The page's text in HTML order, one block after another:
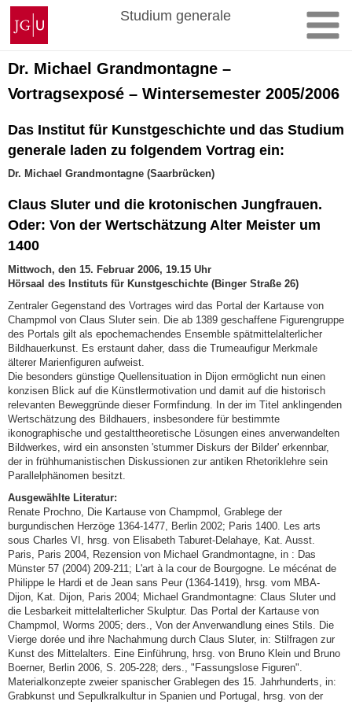
Zum
Inhalt
springen
Johannes
Gutenberg-
Universität
Mainz
Studium generale
Dr. Michael Grandmontagne –
Vortragsexposé – Wintersemester 2005/2006
Das Institut für Kunstgeschichte und das Studium
generale laden zu folgendem Vortrag ein:
Dr. Michael Grandmontagne (Saarbrücken)
Claus Sluter und die krotonischen Jungfrauen.
Oder: Von der Wertschätzung Alter Meister um
1400
Mittwoch, den 15. Februar 2006, 19.15 Uhr
Hörsaal des Instituts für Kunstgeschichte (Binger Straße 26)
Zentraler Gegenstand des Vortrages wird das Portal der Kartause von
Champmol von Claus Sluter sein. Die ab 1389 geschaffene Figurengruppe
des Portals gilt als epochemachendes Ensemble spätmittelalterlicher
Bildhauerkunst. Es erstaunt daher, dass die Trumeaufigur Merkmale
älterer Marienfiguren aufweist.
Die besonders günstige Quellensituation in Dijon ermöglicht nun einen
konzisen Blick auf die Künstlermotivation und damit auf die historisch
relevanten Beweggründe dieser Formfindung. In der im Titel anklingenden
Wertschätzung des Bildhauers, insbesondere für bestimmte
ikonographische und gestalttheoretische Lösungen eines anverwandelten
Bildwerkes, wird ein ansonsten 'stummer Diskurs der Bilder' erkennbar,
der in frühhumanistischen Diskussionen zur antiken Rhetoriklehre sein
Parallelphänomen besitzt.
Ausgewählte Literatur:
Renate Prochno, Die Kartause von Champmol, Grablege der
burgundischen Herzöge 1364-1477, Berlin 2002; Paris 1400. Les arts
sous Charles VI, hrsg. von Elisabeth Taburet-Delahaye, Kat. Ausst.
Paris, Paris 2004, Rezension von Michael Grandmontagne, in : Das
Münster 57 (2004) 209-211; L'art à la cour de Bourgogne. Le mécénat de
Philippe le Hardi et de Jean sans Peur (1364-1419), hrsg. vom MBA-
Dijon, Kat. Dijon, Paris 2004; Michael Grandmontagne: Claus Sluter und
die Lesbarkeit mittelalterlicher Skulptur. Das Portal der Kartause von
Champmol, Worms 2005; ders., Von der Anverwandlung eines Stils. Die
Vierge dorée und ihre Nachahmung durch Claus Sluter, in: Stilfragen zur
Kunst des Mittelalters. Eine Einführung, hrsg. von Bruno Klein und Bruno
Boerner, Berlin 2006, S. 205-228; ders., "Fassungslose Figuren".
Materialkonzepte zweier spanischer Grablegen des 15. Jahrhunderts, in:
Grabkunst und Sepulkralkultur in Spanien und Portugal, hrsg. von der